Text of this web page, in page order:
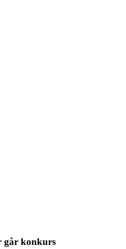
går konkurs